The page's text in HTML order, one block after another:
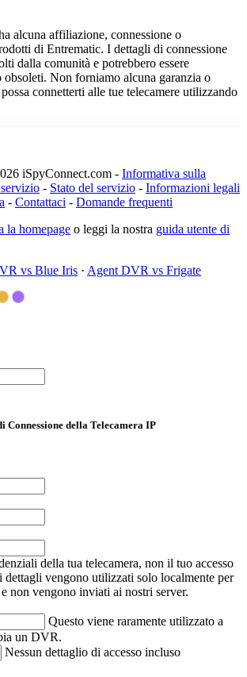
alcuna affiliazione, connessione o
di Entrematic. I dettagli di connessione
dalla comunità e potrebbero essere
Non forniamo alcuna garanzia o
connetterti alle tue telecamere utilizzando
iSpyConnect.com - Informativa sulla
- Stato del servizio - Informazioni legali
- Contattaci - Domande frequenti
la homepage o leggi la nostra guida utente di
vs Blue Iris · Agent DVR vs Frigate
Connessione della Telecamera IP
della tua telecamera, non il tuo accesso
dettagli vengono utilizzati solo localmente per
non vengono inviati ai nostri server.
Questo viene raramente utilizzato a
un DVR.
Nessun dettaglio di accesso incluso